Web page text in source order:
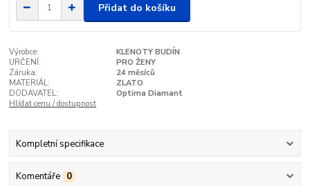
Přidat do košíku
Výrobce:
KLENOTY BUDÍN
URČENÍ:
PRO ŽENY
Záruka:
24 měsíců
MATERIÁL:
ZLATO
DODAVATEL:
Optima Diamant
Hlídat cenu / dostupnost
Kompletní specifikace
Komentáře 0